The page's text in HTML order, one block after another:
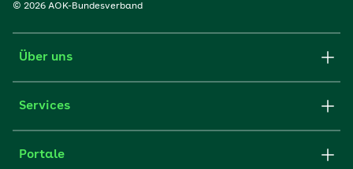
© 2026 AOK-Bundesverband
Über uns
Services
Portale